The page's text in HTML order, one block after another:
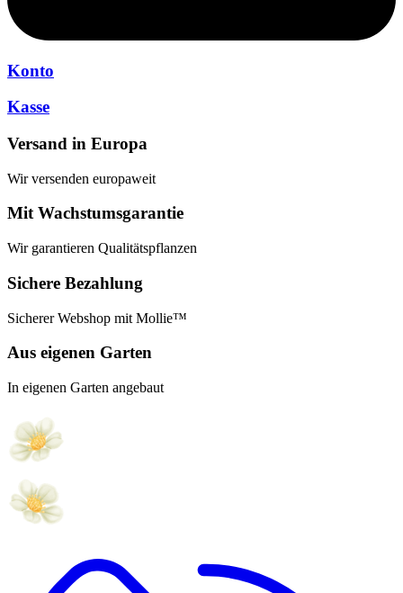
Konto
Kasse
Versand in Europa
Wir versenden europaweit
Mit Wachstumsgarantie
Wir garantieren Qualitätspflanzen
Sichere Bezahlung
Sicherer Webshop mit Mollie™
Aus eigenen Garten
In eigenen Garten angebaut